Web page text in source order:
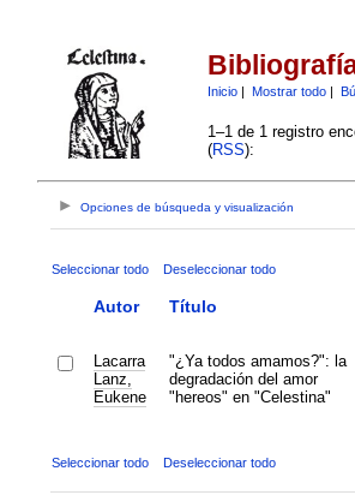
Inicio| Mostrar todo|
1–1 de 1 registro
(RSS):
Opciones de búsqueda y visualización
Seleccionar todo Deseleccionar todo
Autor Título
Lacarra
Lanz,
Eukene
"¿Ya todos amamos?": la
degradación del amor
"hereos" en "Celestina"
Seleccionar todo Deseleccionar todo